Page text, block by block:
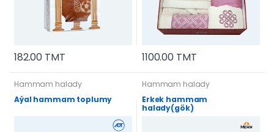
182.00 TMT 1100.00 TMT
Hammam halady
Aýal hammam toplumy
Hammam halady
Erkek hammam
halady(gök)